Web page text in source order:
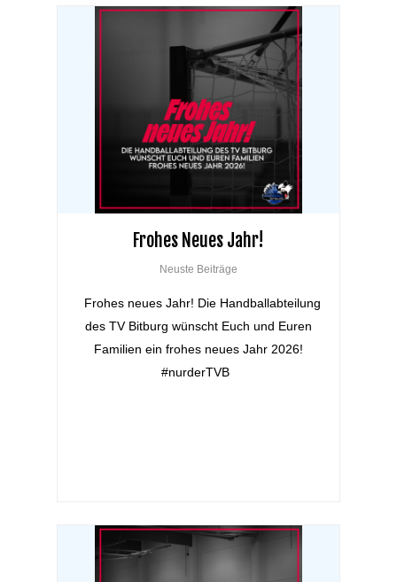
Frohes Neues Jahr!
Neuste Beiträge
Frohes neues Jahr! Die Handballabteilung
des TV Bitburg wünscht Euch und Euren
Familien ein frohes neues Jahr 2026!
#nurderTVB